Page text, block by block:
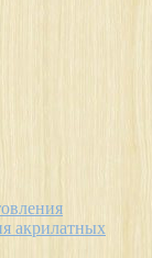
акрилатных